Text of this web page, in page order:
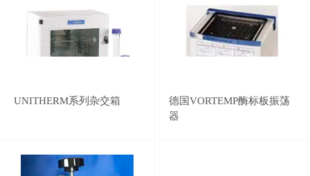
UNITHERM系列杂交箱
德国VORTEMP酶标板振荡
器